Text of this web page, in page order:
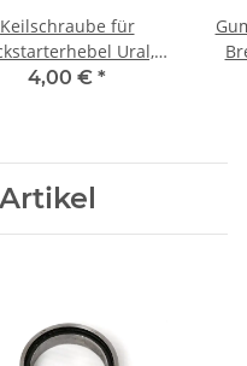
Keilschraube für
Ural,
Getriebe Dnepr.
4,00 € *